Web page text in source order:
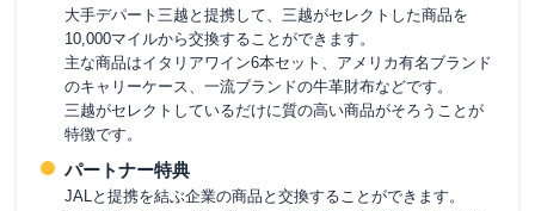
大手デパート三越と提携して、三越がセレクトした商品を
10,000マイルから交換することができます。
主な商品はイタリアワイン6本セット、アメリカ有名ブランド
のキャリーケース、一流ブランドの牛革財布などです。
三越がセレクトしているだけに質の高い商品がそろうことが
特徴です。
パートナー特典
JALと提携を結ぶ企業の商品と交換することができます。